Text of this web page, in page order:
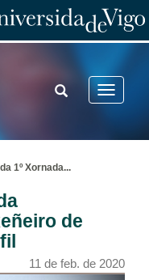
Toggle
TOGGLE
SEARCH
1º Xornada...
de
11 de feb. de 2020